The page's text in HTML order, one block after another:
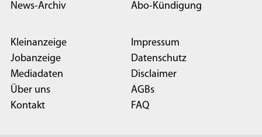
News-Archiv
Abo-Kündigung
Kleinanzeige
Jobanzeige
Mediadaten
Über uns
Kontakt
Impressum
Datenschutz
Disclaimer
AGBs
FAQ